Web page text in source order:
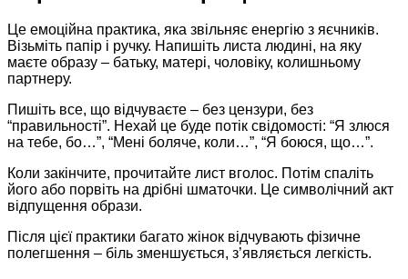
Це емоційна практика, яка звільняє енергію з яєчників.
Візьміть папір і ручку. Напишіть листа людині, на яку
маєте образу – батьку, матері, чоловіку, колишньому
партнеру.
Пишіть все, що відчуваєте – без цензури, без
“правильності”. Нехай це буде потік свідомості: “Я злюся
на тебе, бо…”, “Мені боляче, коли…”, “Я боюся, що…”.
Коли закінчите, прочитайте лист вголос. Потім спаліть
його або порвіть на дрібні шматочки. Це символічний акт
відпущення образи.
Після цієї практики багато жінок відчувають фізичне
полегшення – біль зменшується, з’являється легкість.